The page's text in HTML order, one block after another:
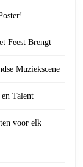
Feest Brengt
Muziekscene
Talent
voor elk